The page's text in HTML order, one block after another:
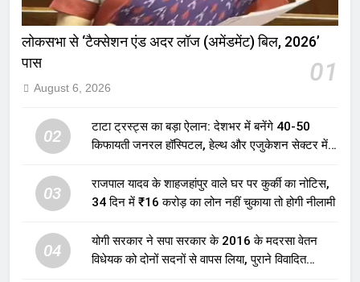
लोकसभा से ‘टैक्सेशन एंड अदर लॉज (अमेंडमेंट) बिल, 2026’
पास
01
August 6, 2026
02
टाटा ट्रस्ट्स का बड़ा ऐलान: देशभर में बनेंगे 40-50
किफायती जनरल हॉस्पिटल, हेल्थ और एजुकेशन सेक्टर में
03
राजपाल यादव के शाहजहांपुर वाले घर पर कुर्की का नोटिस,
34 दिन में ₹16 करोड़ का लोन नहीं चुकाया तो होगी नीलामी
04
योगी सरकार ने सपा सरकार के 2016 के मदरसा वेतन
विधेयक को दोनों सदनों से वापस लिया, पुराने विवादित